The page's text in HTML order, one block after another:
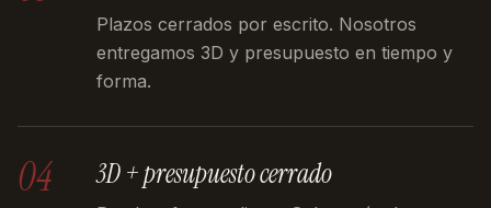
Plazos cerrados por escrito. Nosotros
entregamos 3D y presupuesto en tiempo y
forma.
04 3D + presupuesto cerrado